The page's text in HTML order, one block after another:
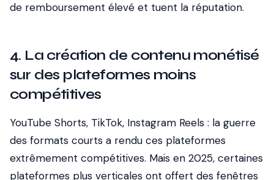
de remboursement élevé et tuent la réputation.
4. La création de contenu monétisé
sur des plateformes moins
compétitives
YouTube Shorts, TikTok, Instagram Reels : la guerre
des formats courts a rendu ces plateformes
extrêmement compétitives. Mais en 2025, certaines
plateformes plus verticales ont offert des fenêtres